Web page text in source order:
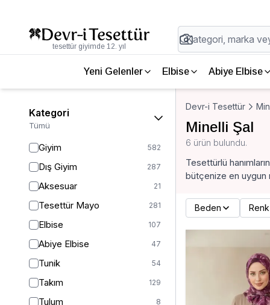
tesettür giyimde 12. yıl
Yeni Gelenler Elbise Abiye Elbise
Kategori
Tümü
Giyim 582
Dış Giyim 287
Aksesuar 21
Tesettür Mayo 281
Elbise 107
Abiye Elbise 47
Tunik 54
Takım 129
Tulum 8
Devr-i Tesettür
Minelli Şal
6 ürün bulundu.
Tesettürlü
bütçenize en uygun
Beden Renk